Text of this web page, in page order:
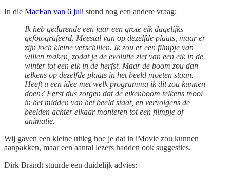
In die MacFan van 6 juli stond nog een andere vraag:
Ik heb gedurende een jaar een grote eik dagelijks
gefotografeerd. Meestal van op dezelfde plaats, maar er
zijn toch kleine verschillen. Ik zou er een filmpje van
willen maken, zodat je de evolutie ziet van een eik in de
winter tot een eik in de herfst. Maar de boom zou dan
telkens op dezelfde plaats in het beeld moeten staan.
Heeft u een idee met welk programma ik dit zou kunnen
doen? Eerst dus zorgen dat de eikenboom telkens mooi
in het midden van het beeld staat, en vervolgens de
beelden achter elkaar monteren tot een filmpje of
animatie.
Wij gaven een kleine uitleg hoe je dat in iMovie zou kunnen
aanpakken, maar een aantal lezers hadden ook suggesties.
Dirk Brandt stuurde een duidelijk advies: